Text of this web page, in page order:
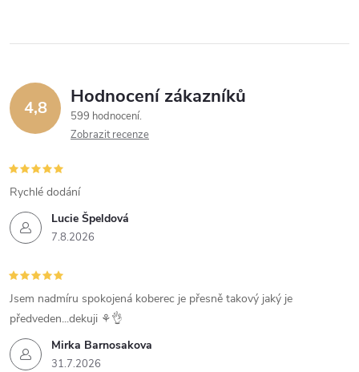
4,8 Hodnocení zákazníků
599 hodnocení
Zobrazit recenze
Lucie Špeldová
7.8.2026
Rychlé dodání
Mirka Barnosakova
31.7.2026
Jsem nadmíru spokojená koberec je přesně takový jaký je
předveden...dekuji ⚘️👌